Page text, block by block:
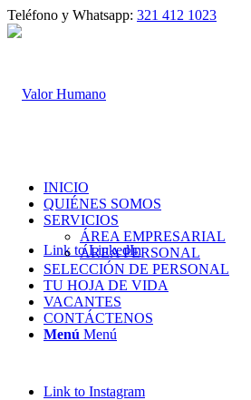
Teléfono y Whatsapp: 321 412 1023
Link to LinkedIn
Link to Instagram
INICIO
QUIÉNES SOMOS
SERVICIOS
ÁREA EMPRESARIAL
ÁREA PERSONAL
SELECCIÓN DE PERSONAL
TU HOJA DE VIDA
VACANTES
CONTÁCTENOS
Menú Menú